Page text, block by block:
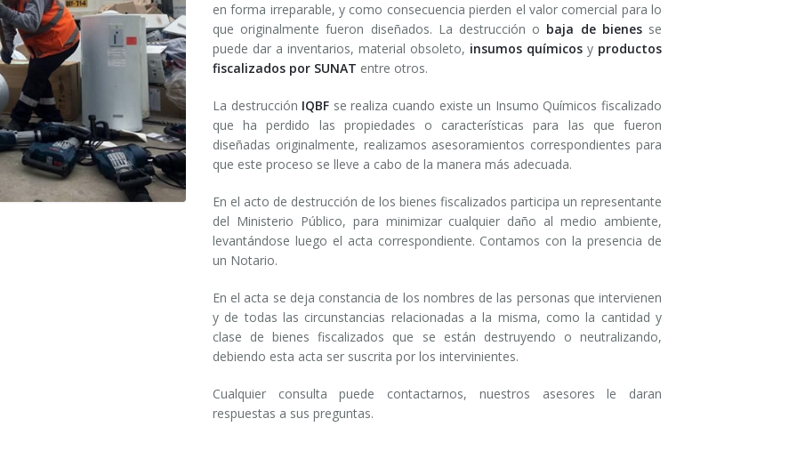
en forma irreparable, y como consecuencia pierden el valor comercial para lo
que originalmente fueron diseñados. La destrucción o baja de bienesse
puede dar a inventarios, material obsoleto, insumos químicos y productos
fiscalizados por SUNAT entre otros.
La destrucción IQBF se realiza cuando existe un Insumo Químicos fiscalizado
que ha perdido las propiedades o características para las que fueron
diseñadas originalmente, realizamos asesoramientos correspondientes para
que este proceso se lleve a cabo de la manera más adecuada.
En el acto de destrucción de los bienes fiscalizados participa un representante
del Ministerio Público, para minimizar cualquier daño al medio ambiente,
levantándose luego el acta correspondiente. Contamos con la presencia de
un Notario.
En el acta se deja constancia de los nombres de las personas que intervienen
y de todas las circunstancias relacionadas a la misma, como la cantidad y
clase de bienes fiscalizados que se están destruyendo o neutralizando,
debiendo esta acta ser suscrita por los intervinientes.
Cualquier consulta puede contactarnos, nuestros asesores le daran
respuestas a sus preguntas.